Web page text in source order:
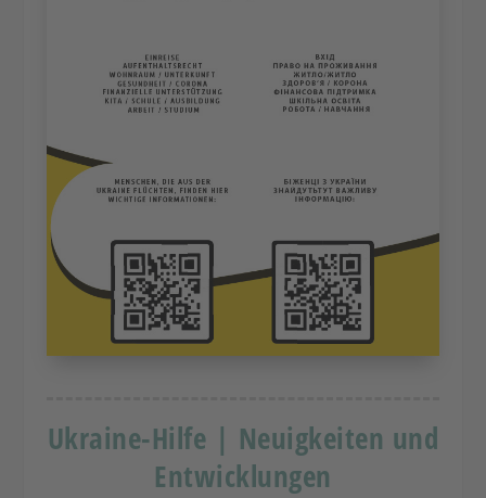
Ukraine-Hilfe | Neuigkeiten und
Entwicklungen